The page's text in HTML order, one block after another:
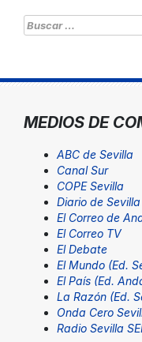
Buscar:
MEDIOS DE
ABC de Sevilla
Canal Sur
COPE Sevilla
Diario de Sevilla
El Correo de
El Correo TV
El Debate
El Mundo (Ed.
El País (Ed.
La Razón (Ed.
Onda Cero
Radio Sevilla